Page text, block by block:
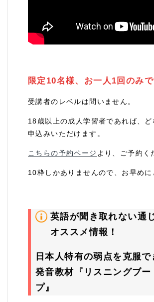
限定10名様、お一人1回のみで
受講者のレベルは問いません。
18歳以上の成人学習者であれば、ど
申込みいただけます。
こちらの予約ページ より、ご予約く
10枠しかありませんので、お早めに
英語が聞き取れない通
オススメ情報！
日本人特有の弱点を克服
発音教材『リスニングブー
プ』